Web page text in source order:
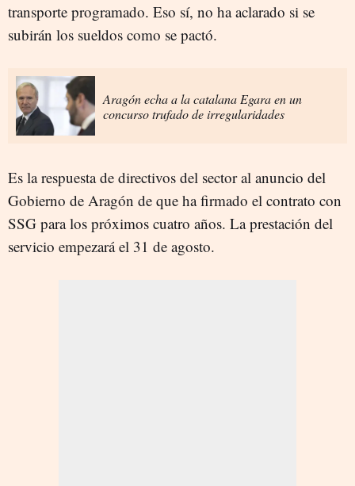
transporte programado. Eso sí, no ha aclarado si se
subirán los sueldos como se pactó.
Aragón echa a la catalana Egara en un
concurso trufado de irregularidades
Es la respuesta de directivos del sector al anuncio del
Gobierno de Aragón de que ha firmado el contrato con
SSG para los próximos cuatro años. La prestación del
servicio empezará el 31 de agosto.